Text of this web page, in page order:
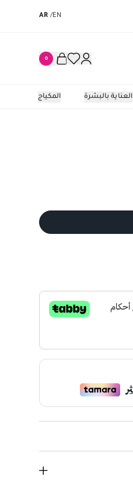
EN
/
AR
0
المكياج العناية بالبشرة